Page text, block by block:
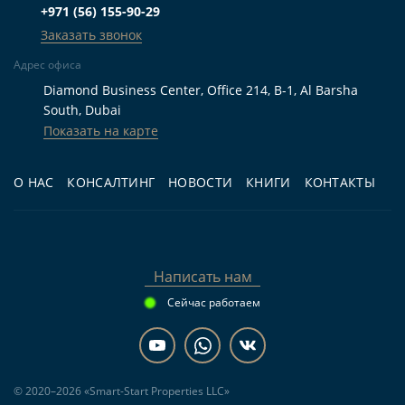
в разделе
Кому подходит
Для жизни:покупателям, которым нужна
балконом, террасой, парковкой и доступом к
и желающим оценить фактическое состояние
квартиры и дома перед покупкой.
Для перепродажи:покупателям, для
центральная локация Дубая и возможность
О НАС КОНСАЛТИНГ НОВОСТИ КНИГИ КОНТАКТЫ
+971 (56) 155-90-29
Заказать звонок
Адрес офиса
Diamond Business Center, Office 214, B-1, Al Barsha
South, Dubai
Показать на карте
Написать нам
Сейчас работаем
© 2020–2026 «Smart-Start Properties LLC»